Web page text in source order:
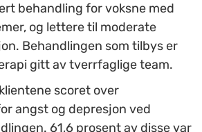
behandling for voksne med
og lettere til moderate
Behandlingen som tilbys er
gitt av tverrfaglige team.
scoret over
angst og depresjon ved
61,6 prosent av disse var